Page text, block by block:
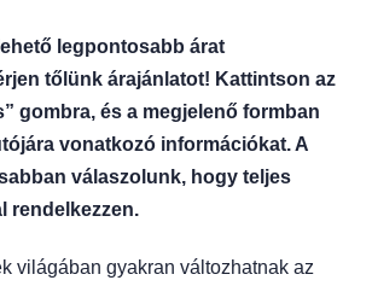
legpontosabb árat
tőlünk árajánlatot! Kattintson az
gombra, és a megjelenő formban
vonatkozó információkat. A
válaszolunk, hogy teljes
rendelkezzen.
világában gyakran változhatnak az